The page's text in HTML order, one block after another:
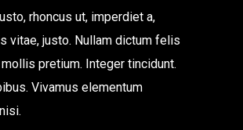
rhoncus ut, imperdiet a,
vitae, justo. Nullam dictum felis
pretium. Integer tincidunt.
Vivamus elementum